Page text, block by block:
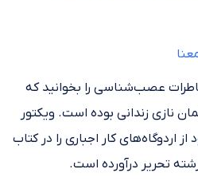
عصب‌شناسی را بخوانید که
نازی زندانی بوده است. ویکتور
اردوگاه‌های کار اجباری را در کتاب
تحریر درآورده است.